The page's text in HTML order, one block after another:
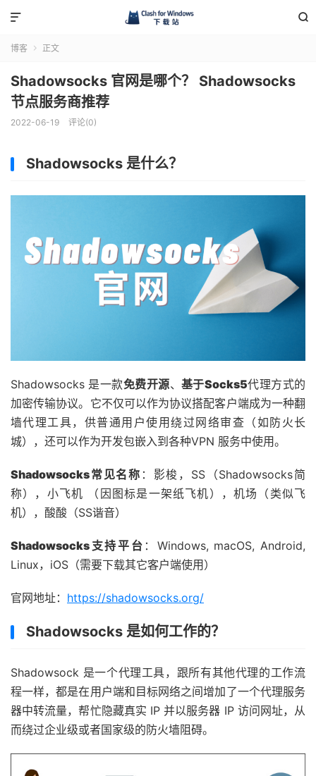


博客  正文
Shadowsocks 官网是哪个？ Shadowsocks
节点服务商推荐
2022-06-19 评论(0)
Shadowsocks 是什么？
Shadowsocks 是一款免费开源、 基于Socks5代理方式的
加密传输协议。它不仅可以作为协议搭配客户端成为一种翻
墙代理工具，供普通用户使用绕过网络审查（如防火长
城），还可以作为开发包嵌入到各种VPN 服务中使用。
Shadowsocks常见名称 ：影梭，SS（Shadowsocks简
称），小飞机 （因图标是一架纸飞机），机场（类似飞
机），酸酸（SS谐音）
Shadowsocks支持平台 ：Windows, macOS, Android,
Linux，iOS（需要下载其它客户端使用）
官网地址： https://shadowsocks.org/
Shadowsocks 是如何工作的？
Shadowsock 是一个代理工具，跟所有其他代理的工作流
程一样，都是在用户端和目标网络之间增加了一个代理服务
器中转流量，帮忙隐藏真实 IP 并以服务器 IP 访问网址，从
而绕过企业级或者国家级的防火墙阻碍。